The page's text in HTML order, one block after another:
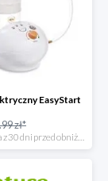
EasyStart
zł*